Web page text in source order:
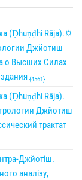
(Ḍhuṇḍhi Rāja).🌣
Джйотиш
о Высших Силах
{4561}
(Ḍhuṇḍhi Rāja).
Джйотиш
трактат
Джйотіш.
аналізу,